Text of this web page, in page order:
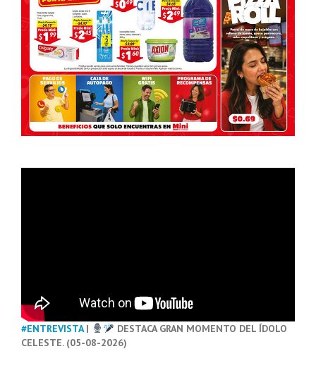
#ENTREVISTA|
DESTACA GRAN MOMENTO DEL ÍDOLO
CELESTE. (05-08-2026)